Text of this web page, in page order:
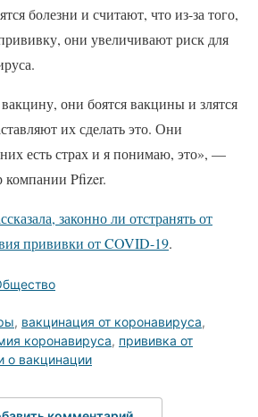
болезни и считают, что из-за того,
они увеличивают риск для
они боятся вакцины и злятся
их сделать это. Они
есть страх и я понимаю, это», —
компании Pfizer.
законно ли отстранять от
прививки от COVID-19.
, вакцинация от коронавируса,
коронавируса, прививка от
о вакцинации